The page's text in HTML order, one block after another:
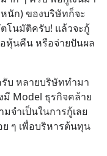
หนัก) ของบริษัทก็จะ
โนมัติครับ! แล้วจะกู้
หุ้นคืน หรือจ่ายปันผล
บ หลายบริษัททำมา
Model ธุรกิจคล้าย
จำเป็นในการกู้เลย
ย ๆ เพื่อบริหารต้นทุน